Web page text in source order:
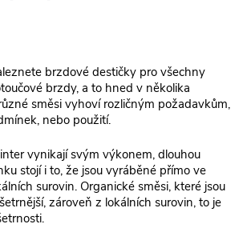
brzdové destičky pro všechny
brzdy, a to hned v několika
směsi vyhoví rozličným požadavkům,
nebo použití.
vynikají svým výkonem, dlouhou
stojí i to, že jsou vyráběné přímo ve
surovin. Organické směsi, které jsou
zároveň z lokálních surovin, to je